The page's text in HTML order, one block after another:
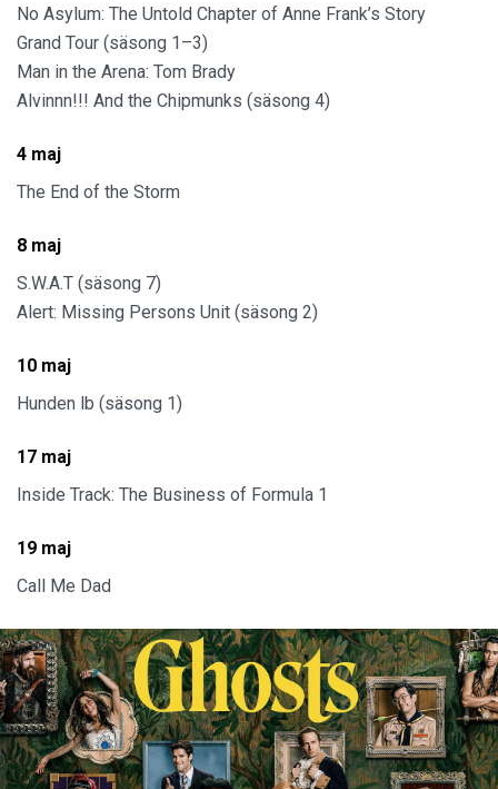
No Asylum: The Untold Chapter of Anne Frank’s Story
Grand Tour (säsong 1–3)
Man in the Arena: Tom Brady
Alvinnn!!! And the Chipmunks (säsong 4)
4 maj
The End of the Storm
8 maj
S.W.A.T (säsong 7)
Alert: Missing Persons Unit (säsong 2)
10 maj
Hunden lb (säsong 1)
17 maj
Inside Track: The Business of Formula 1
19 maj
Call Me Dad